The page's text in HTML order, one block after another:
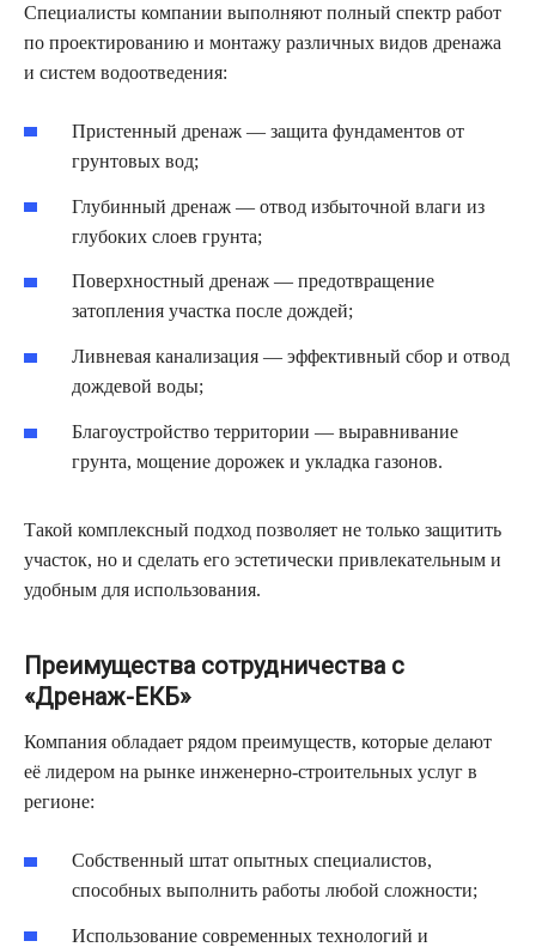
Специалисты компании выполняют полный спектр работ
по проектированию и монтажу различных видов дренажа
и систем водоотведения:
Пристенный дренаж — защита фундаментов от
грунтовых вод;
Глубинный дренаж — отвод избыточной влаги из
глубоких слоев грунта;
Поверхностный дренаж — предотвращение
затопления участка после дождей;
Ливневая канализация — эффективный сбор и отвод
дождевой воды;
Благоустройство территории — выравнивание
грунта, мощение дорожек и укладка газонов.
Такой комплексный подход позволяет не только защитить
участок, но и сделать его эстетически привлекательным и
удобным для использования.
Преимущества сотрудничества с
«Дренаж-ЕКБ»
Компания обладает рядом преимуществ, которые делают
её лидером на рынке инженерно-строительных услуг в
регионе:
Собственный штат опытных специалистов,
способных выполнить работы любой сложности;
Использование современных технологий и